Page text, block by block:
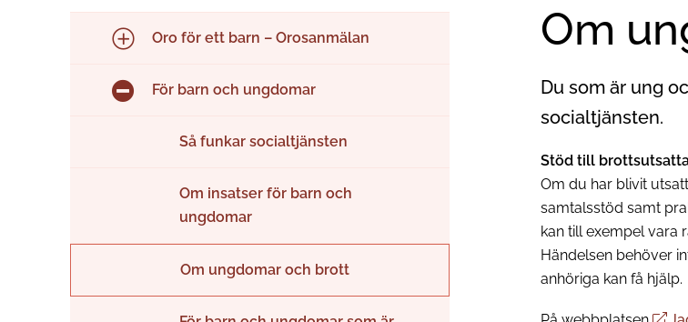
Oro för ett barn – Orosanmälan
För barn och ungdomar
Så funkar socialtjänsten
Om insatser för barn och
ungdomar
Om ungdomar och brott
Om
Du som är ung
socialtjänsten.
Stöd till
Om du har blivit
samtalsstöd samt
kan till exempel vara
Händelsen behöver
anhöriga kan få hjälp.